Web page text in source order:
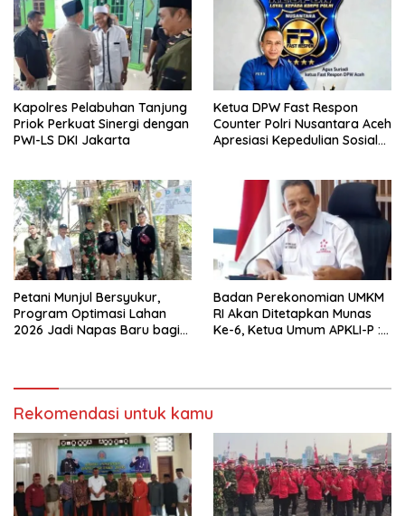
Kapolres Pelabuhan Tanjung
Priok Perkuat Sinergi dengan
PWI-LS DKI Jakarta
Ketua DPW Fast Respon
Counter Polri Nusantara Aceh
Apresiasi Kepedulian Sosial
Petani Munjul Bersyukur,
Program Optimasi Lahan
2026 Jadi Napas Baru bagi
Badan Perekonomian UMKM
RI Akan Ditetapkan Munas
Ke-6, Ketua Umum APKLI-P :
Rekomendasi untuk kamu